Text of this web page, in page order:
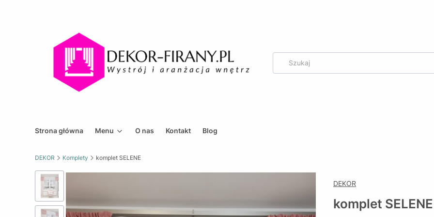
Strona główna Menu O nas Kontakt Blog
DEKOR Komplety komplet SELENE
DEKOR
komplet SELENE